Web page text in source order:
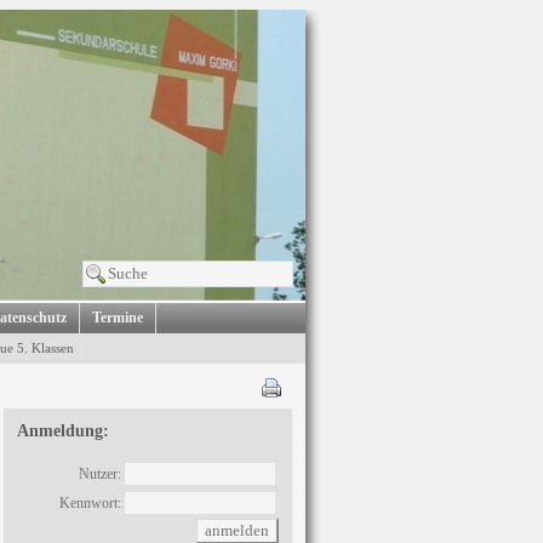
Termine
5. Klassen
Anmeldung:
Nutzer:
Kennwort: